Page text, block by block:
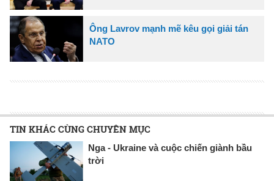
Ông Lavrov mạnh mẽ kêu gọi giải tán
NATO
TIN KHÁC CÙNG CHUYÊN MỤC
Nga - Ukraine và cuộc chiến giành bầu
trời